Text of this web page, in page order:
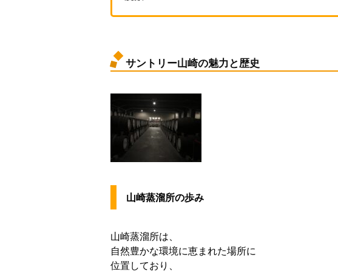
サントリー山崎の魅力と歴史
山崎蒸溜所の歩み
山崎蒸溜所は、
自然豊かな環境に恵まれた場所に
位置しており、